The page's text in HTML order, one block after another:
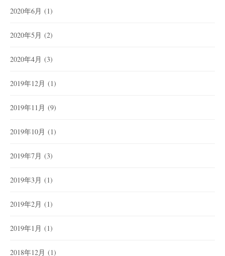
2020年6月 (1)
2020年5月 (2)
2020年4月 (3)
2019年12月 (1)
2019年11月 (9)
2019年10月 (1)
2019年7月 (3)
2019年3月 (1)
2019年2月 (1)
2019年1月 (1)
2018年12月 (1)